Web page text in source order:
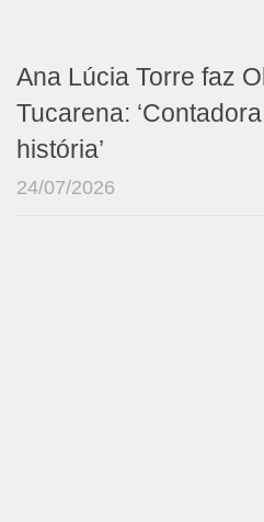
Ana Lúcia Torre faz
Tucarena:
história’
24/07/2026